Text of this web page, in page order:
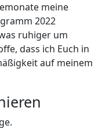
meine
2022
ruhiger um
dass ich Euch in
auf meinem